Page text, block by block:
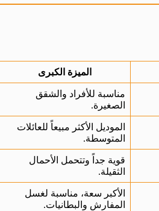
الميزة الكبرى
مناسبة للأفراد والشقق
الصغيرة.
الموديل الأكثر مبيعاً للعائلات
المتوسطة.
قوية جداً وتتحمل الأحمال
الثقيلة.
الأكبر سعة، مناسبة لغسل
المفارش والبطانيات.